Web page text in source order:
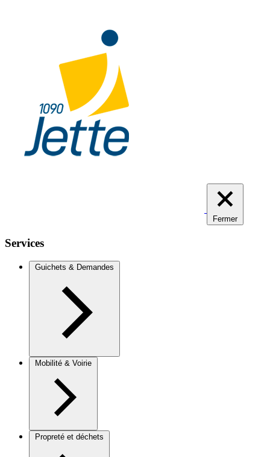
Fermer
Services
Guichets & Demandes
Mobilité & Voirie
Propreté et déchets